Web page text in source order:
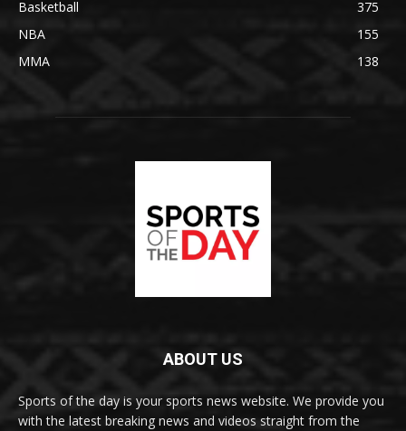
Basketball
375
NBA
155
MMA
138
ABOUT US
Sports of the day is your sports news website. We provide you
with the latest breaking news and videos straight from the